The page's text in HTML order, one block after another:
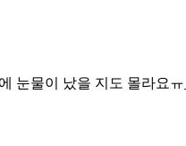
눈물이 났을 지도 몰라요ㅠ